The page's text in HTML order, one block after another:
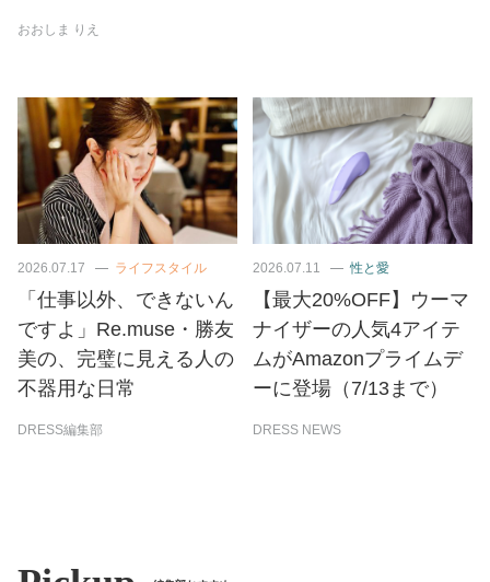
おおしま りえ
2026.07.17 ライフスタイル
「仕事以外、できないん
ですよ」Re.muse・勝友
美の、完璧に見える人の
不器用な日常
DRESS編集部
2026.07.11 性と愛
【最大20%OFF】ウーマ
ナイザーの人気4アイテ
ムがAmazonプライムデ
ーに登場（7/13まで）
DRESS NEWS